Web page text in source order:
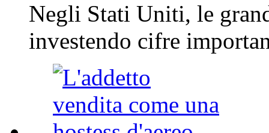
Negli Stati Uniti, le
investendo cifre